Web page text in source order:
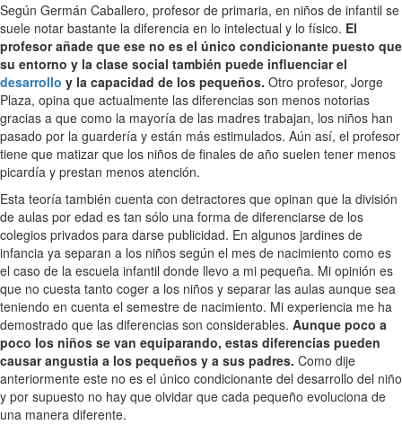
Según Germán Caballero, profesor de primaria, en niños de infantil se
suele notar bastante la diferencia en lo intelectual y lo físico. El
profesor añade que ese no es el único condicionante puesto que
su entorno y la clase social también puede influenciar el
desarrollo y la capacidad de los pequeños. Otro profesor, Jorge
Plaza, opina que actualmente las diferencias son menos notorias
gracias a que como la mayoría de las madres trabajan, los niños han
pasado por la guardería y están más estimulados. Aún así, el profesor
tiene que matizar que los niños de finales de año suelen tener menos
picardía y prestan menos atención.
Esta teoría también cuenta con detractores que opinan que la división
de aulas por edad es tan sólo una forma de diferenciarse de los
colegios privados para darse publicidad. En algunos jardines de
infancia ya separan a los niños según el mes de nacimiento como es
el caso de la escuela infantil donde llevo a mi pequeña. Mi opinión es
que no cuesta tanto coger a los niños y separar las aulas aunque sea
teniendo en cuenta el semestre de nacimiento. Mi experiencia me ha
demostrado que las diferencias son considerables. Aunque poco a
poco los niños se van equiparando, estas diferencias pueden
causar angustia a los pequeños y a sus padres. Como dije
anteriormente este no es el único condicionante del desarrollo del niño
y por supuesto no hay que olvidar que cada pequeño evoluciona de
una manera diferente.